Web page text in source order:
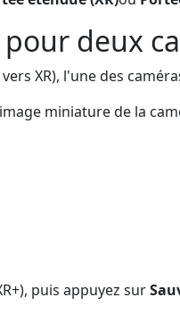
deux
XR), l'une des
miniature de la
puis appuyez sur